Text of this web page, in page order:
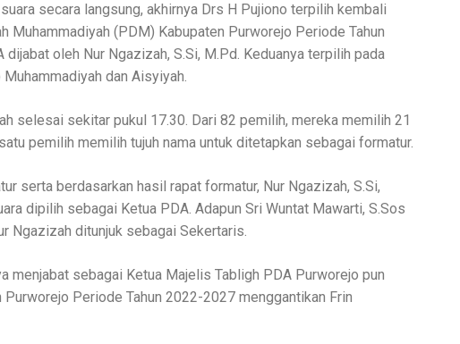
secara langsung, akhirnya Drs H Pujiono terpilih kembali
Muhammadiyah (PDM) Kabupaten Purworejo Periode Tahun
oleh Nur Ngazizah, S.Si, M.Pd. Keduanya terpilih pada
dan Aisyiyah.
selesai sekitar pukul 17.30. Dari 82 pemilih, mereka memilih 21
pemilih memilih tujuh nama untuk ditetapkan sebagai formatur.
serta berdasarkan hasil rapat formatur, Nur Ngazizah, S.Si,
dipilih sebagai Ketua PDA. Adapun Sri Wuntat Mawarti, S.Sos
Ngazizah ditunjuk sebagai Sekertaris.
menjabat sebagai Ketua Majelis Tabligh PDA Purworejo pun
Periode Tahun 2022-2027 menggantikan Frin